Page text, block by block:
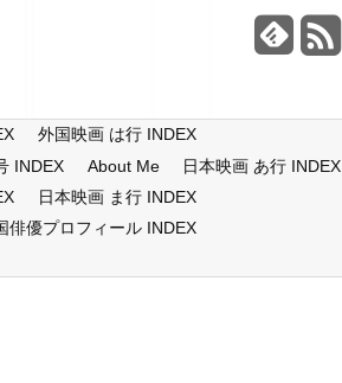
外国映画 は行 INDEX
INDEX About Me
日本映画 あ行 INDEX
日本映画 ま行 INDEX
俳優プロフィール INDEX